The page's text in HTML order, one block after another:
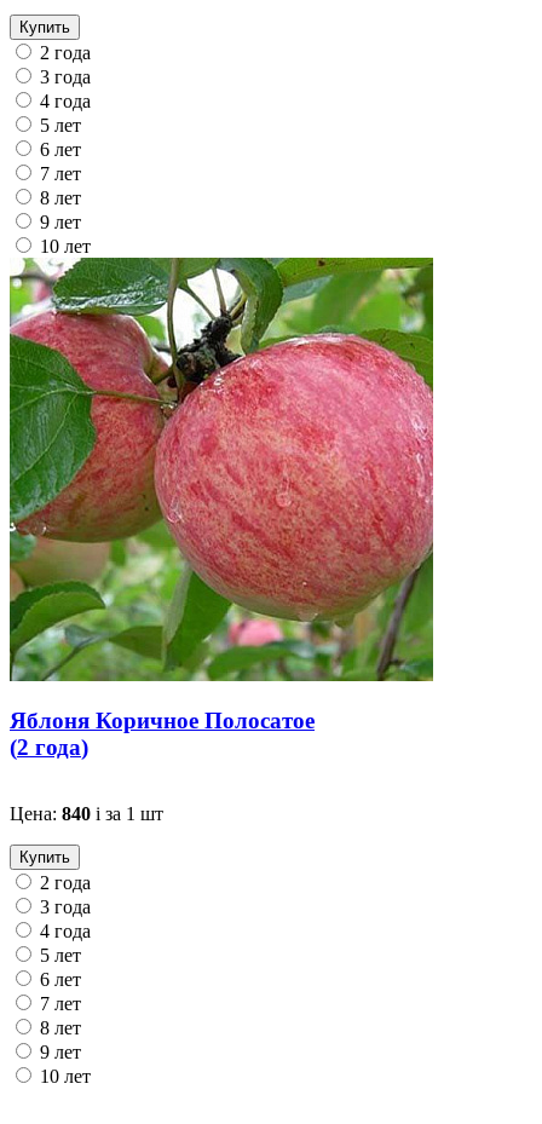
Купить
2 года
3 года
4 года
5 лет
6 лет
7 лет
8 лет
9 лет
10 лет
Яблоня Коричное Полосатое
(2 года)
Цена: 840 i за 1 шт
Купить
2 года
3 года
4 года
5 лет
6 лет
7 лет
8 лет
9 лет
10 лет